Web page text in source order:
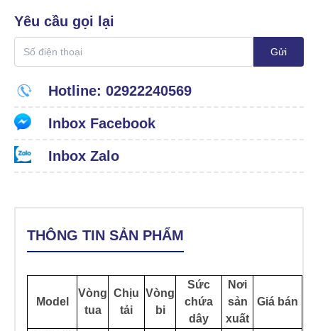
Yêu cầu gọi lại
Gửi
Hotline: 02922240569
Inbox Facebook
Inbox Zalo
THÔNG TIN SẢN PHẨM
Model
Vòng
tua
Chịu
tải
Vòng
bi
Sức
chứa
dây
Nơi
sản
xuất
Giá bán